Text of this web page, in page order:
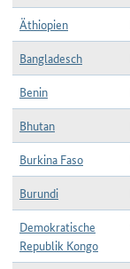
Äthiopien
Bangladesch
Benin
Bhutan
Burkina Faso
Burundi
Demokratische
Republik Kongo